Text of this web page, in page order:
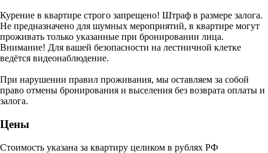
Курение в квартире строго запрещено! Штраф в размере залога.
Не предназначено для шумных мероприятий, в квартире могут
проживать только указанные при бронировании лица.
Внимание! Для вашей безопасности на лестничной клетке
ведётся видеонаблюдение.
При нарушении правил проживания, мы оставляем за собой
право отмены бронирования и выселения без возврата оплаты и
залога.
Цены
Стоимость указана за квартиру целиком в рублях РФ